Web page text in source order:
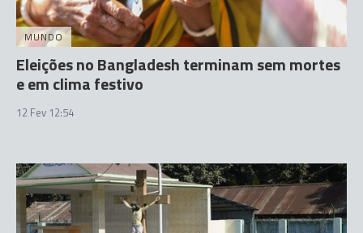
MUNDO
Eleições no Bangladesh terminam sem mortes
e em clima festivo
12 Fev 12:54